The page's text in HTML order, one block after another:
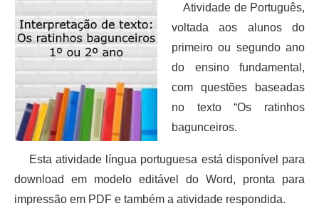
Atividade de Português,
voltada aos alunos do
primeiro ou segundo ano
do ensino fundamental,
com questões baseadas
no texto “Os ratinhos
bagunceiros.
Esta atividade língua portuguesa está disponível para
download em modelo editável do Word, pronta para
impressão em PDF e também a atividade respondida.